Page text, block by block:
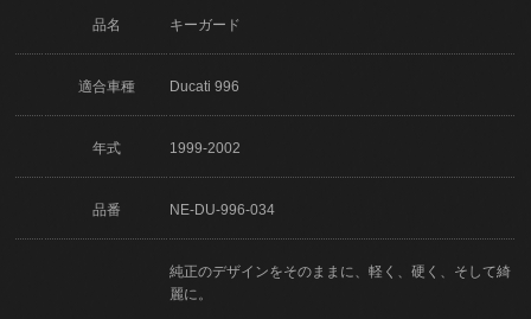
品名 キーガード
適合車種 Ducati 996
年式 1999-2002
品番 NE-DU-996-034
純正のデザインをそのままに、軽く、硬く、そして綺
麗に。